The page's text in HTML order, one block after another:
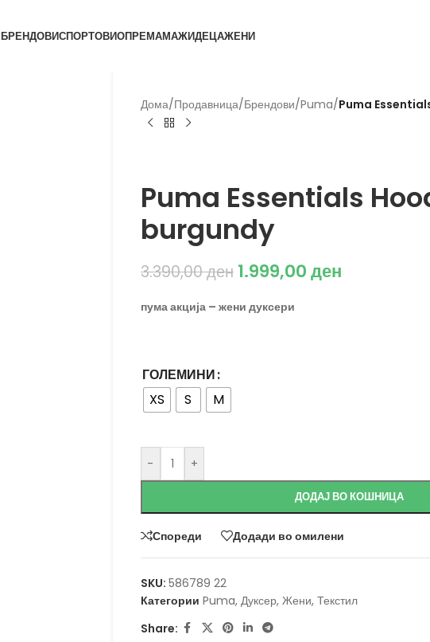
БРЕНДОВИСПОРТОВИОПРЕМАМАЖИДЕЦАЖЕНИ
Дома/Продавница/Брендови/Puma/Puma
Puma Essentials
burgundy
3.390,00ден 1.999,00ден
пума акција – жени дуксери
ГОЛЕМИНИ
XS
S M
- +
ДОДАЈ ВО КОШНИЦА
Спореди Додади во омилени
SKU: 586789 22
Категории Puma, Дуксер, Жени, Текстил
Share: